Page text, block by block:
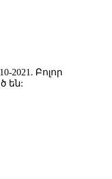
2021. Բոլոր
են: